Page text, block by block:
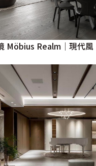
Möbius Realm│現代